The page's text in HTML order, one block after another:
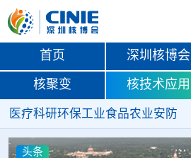
首页 深圳核博会
核聚变 核技术应用
医疗科研环保工业食品农业安防
头条